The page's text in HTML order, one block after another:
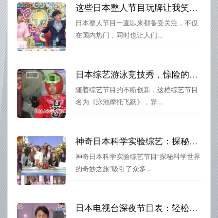
这些日本整人节目玩牌让我笑喷了
日本整人节目一直以来都备受关注，不仅
在国内热门，同时也让人们...
日本综艺游泳竞技秀，惊险的泳池摩托飞跃
随着综艺节目的不断创新，这档综艺节目
名为《泳池摩托飞跃》，异...
神奇日本科学实验综艺：探秘科学世界的奇妙之旅
神奇日本科学实验综艺节目“探秘科学世界
的奇妙之旅”吸引了众多...
日本电视台深夜节目表：轻松看到凌晨，开启不一样的日本之旅